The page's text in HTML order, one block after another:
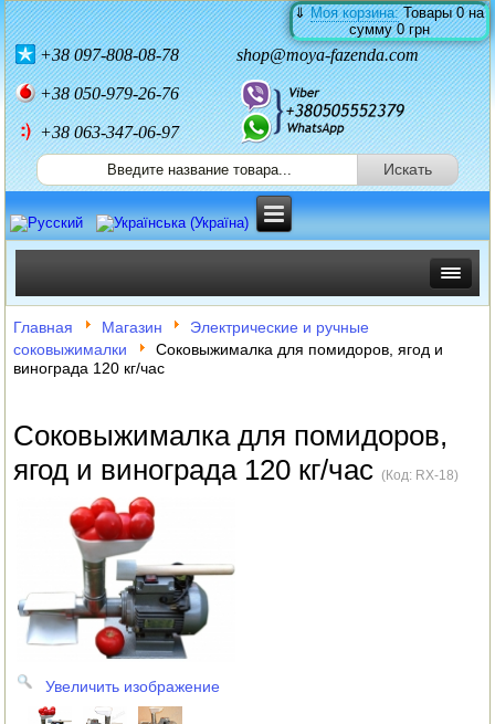
⇓Моя корзина:Товары0на
сумму0 грн
+38097-808-08-78 shop@moya-fazenda.com
+38050-979-26-76
+38 063-347-06-97
ИНКУБАТОРЫ
ЗЕРНОДРОБИЛКИ
АВТОКЛАВЫ
ДЛЯ ОГОРОДА
НАВЕСНОЕ ДЛЯ МОТОБЛОКОВ
СЕПАРАТОРЫ И МАСЛОБОЙКИ
СЫРОВАРНИ
Главная Магазин
Электрические и ручные
соковыжималки
Соковыжималка для помидоров, ягод и
винограда 120 кг/час
Соковыжималка для помидоров,
ягод и винограда 120 кг/час(Код: RX-18)
Увеличить изображение